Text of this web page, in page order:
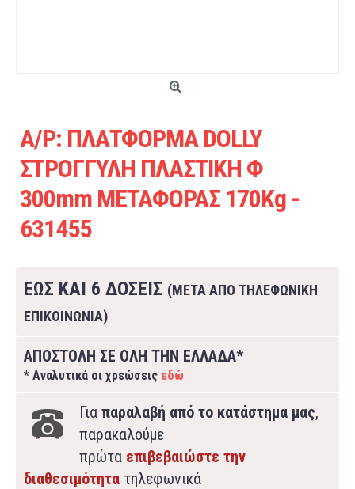
A/P: ΠΛΑΤΦΟΡΜΑ DOLLY
ΣΤΡΟΓΓΥΛΗ ΠΛΑΣΤΙΚΗ Φ
300mm ΜΕΤΑΦΟΡΑΣ 170Kg -
631455
ΕΩΣ ΚΑΙ 6 ΔΟΣΕΙΣ (ΜΕΤΑ ΑΠΟ ΤΗΛΕΦΩΝΙΚΗ
ΕΠΙΚΟΙΝΩΝΙΑ)
ΑΠΟΣΤΟΛΗ ΣΕ ΟΛΗ ΤΗΝ ΕΛΛΑΔΑ*
* Αναλυτικά οι χρεώσεις εδώ
Για παραλαβή από το κατάστημα μας,
παρακαλούμε
πρώτα επιβεβαιώστε την
διαθεσιμότητα τηλεφωνικά